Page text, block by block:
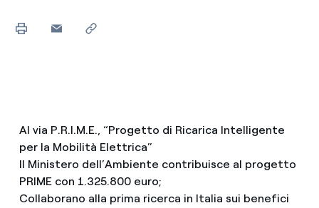
Al via P.R.I.M.E., “Progetto di Ricarica Intelligente
per la Mobilità Elettrica”
Il Ministero dell’Ambiente contribuisce al progetto
PRIME con 1.325.800 euro;
Collaborano alla prima ricerca in Italia sui benefici